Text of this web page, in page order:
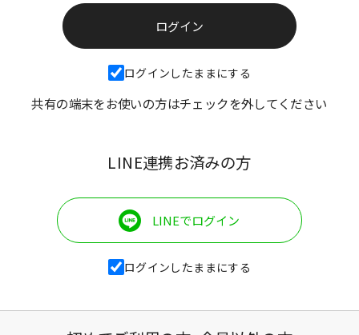
ログインしたままにする
共有の端末をお使いの方はチェックを外してください
LINE連携お済みの方
LINEでログイン
ログインしたままにする